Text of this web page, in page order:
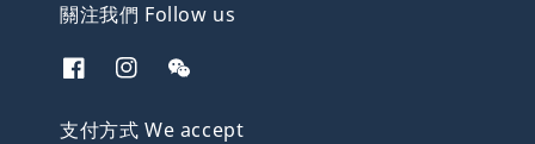
關注我們 Follow us
支付方式 We accept